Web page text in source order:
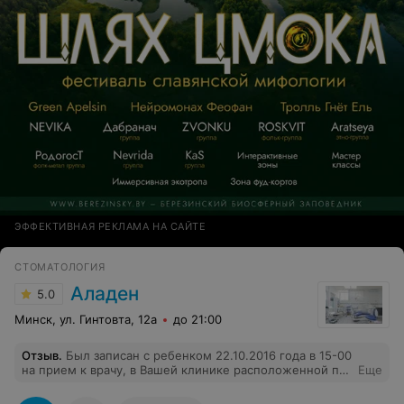
ЭФФЕКТИВНАЯ РЕКЛАМА НА САЙТЕ
СТОМАТОЛОГИЯ
5.0 Аладен
Минск, ул. Гинтовта, 12а до 21:00
Отзыв. Был записан с ребенком 22.10.2016 года в 15-00
на прием к врачу, в Вашей клинике расположенной по
назначенное время со своим ребенком,а именно 14-
Еще